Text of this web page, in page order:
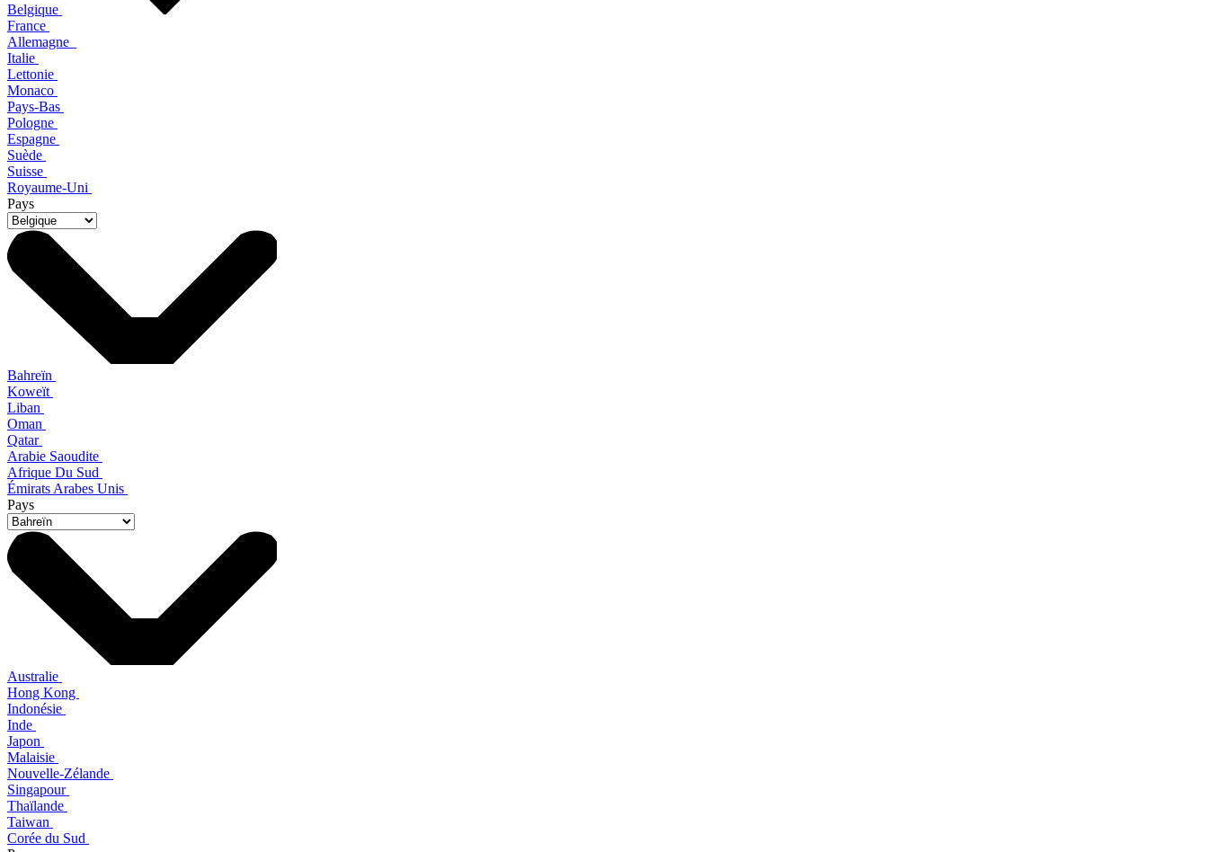
Belgique
France
Allemagne
Italie
Lettonie
Monaco
Pays-Bas
Pologne
Espagne
Suède
Suisse
Royaume-Uni
Pays
Bahreïn
Koweït
Liban
Oman
Qatar
Arabie Saoudite
Afrique Du Sud
Émirats Arabes Unis
Pays
Australie
Hong Kong
Indonésie
Inde
Japon
Malaisie
Nouvelle-Zélande
Singapour
Thaïlande
Taiwan
Corée du Sud